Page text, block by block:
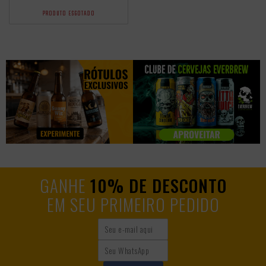
PRODUTO ESGOTADO
GANHE 10% DE DESCONTO
EM SEU PRIMEIRO PEDIDO